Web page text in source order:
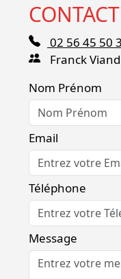
02 56 45 50
Franck
Nom Prénom
Email
Téléphone
Message